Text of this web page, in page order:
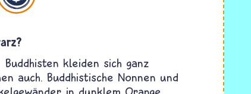
Buddhisten kleiden sich ganz
auch. Buddhistische Nonnen und